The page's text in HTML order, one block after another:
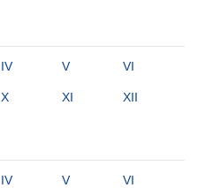
IV V VI
X XI XII
IV V VI